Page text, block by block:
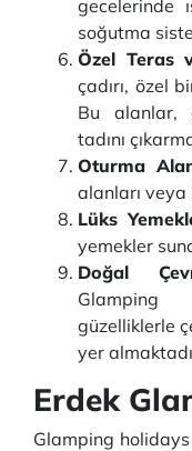
gecelerinde
soğutma
Özel Teras
çadırı, özel
Bu alanlar,
tadını
Oturma
alanları
Lüks
yemekler
Doğal
Glamping
güzelliklerle
yer
Erdek
Glamping